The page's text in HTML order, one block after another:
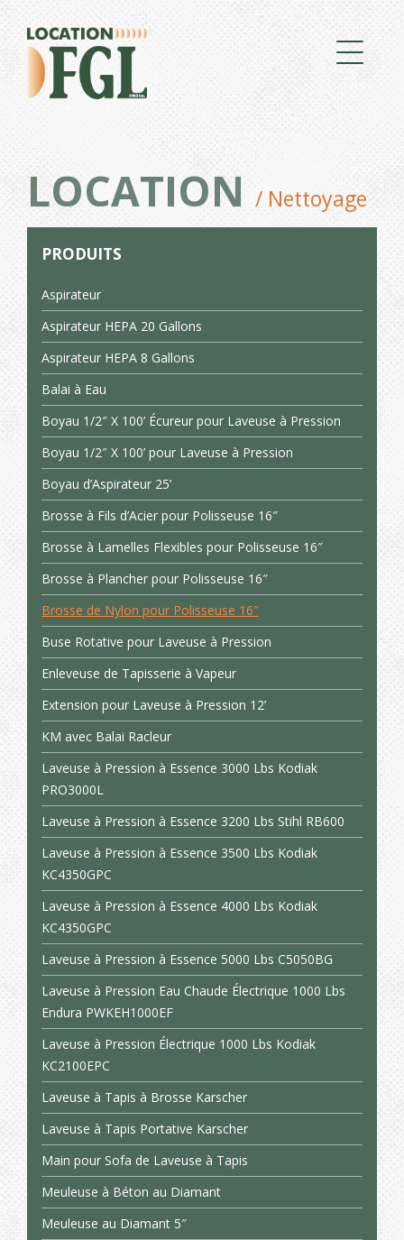
LOCATION / Nettoyage
PRODUITS
Aspirateur
Aspirateur HEPA 20 Gallons
Aspirateur HEPA 8 Gallons
Balai à Eau
Boyau 1/2″ X 100’ Écureur pour Laveuse à Pression
Boyau 1/2″ X 100’ pour Laveuse à Pression
Boyau d’Aspirateur 25’
Brosse à Fils d’Acier pour Polisseuse 16″
Brosse à Lamelles Flexibles pour Polisseuse 16″
Brosse à Plancher pour Polisseuse 16″
Brosse de Nylon pour Polisseuse 16″
Buse Rotative pour Laveuse à Pression
Enleveuse de Tapisserie à Vapeur
Extension pour Laveuse à Pression 12’
KM avec Balai Racleur
Laveuse à Pression à Essence 3000 Lbs Kodiak
PRO3000L
Laveuse à Pression à Essence 3200 Lbs Stihl RB600
Laveuse à Pression à Essence 3500 Lbs Kodiak
KC4350GPC
Laveuse à Pression à Essence 4000 Lbs Kodiak
KC4350GPC
Laveuse à Pression à Essence 5000 Lbs C5050BG
Laveuse à Pression Eau Chaude Électrique 1000 Lbs
Endura PWKEH1000EF
Laveuse à Pression Électrique 1000 Lbs Kodiak
KC2100EPC
Laveuse à Tapis à Brosse Karscher
Laveuse à Tapis Portative Karscher
Main pour Sofa de Laveuse à Tapis
Meuleuse à Béton au Diamant
Meuleuse au Diamant 5″